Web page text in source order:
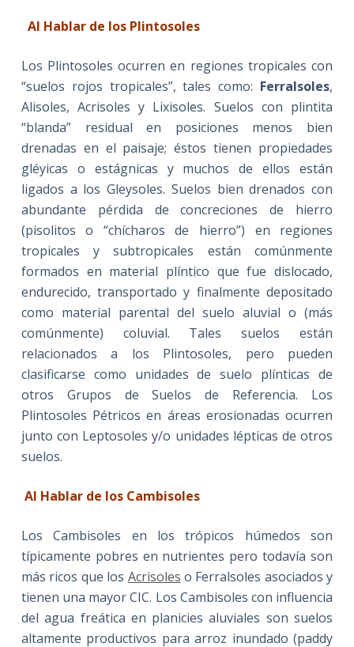
Al Hablar de los Plintosoles
Los Plintosoles ocurren en regiones tropicales con
“suelos rojos tropicales”, tales como: Ferralsoles,
Alisoles, Acrisoles y Lixisoles. Suelos con plintita
“blanda” residual en posiciones menos bien
drenadas en el paisaje; éstos tienen propiedades
gléyicas o estágnicas y muchos de ellos están
ligados a los Gleysoles. Suelos bien drenados con
abundante pérdida de concreciones de hierro
(pisolitos o “chícharos de hierro”) en regiones
tropicales y subtropicales están comúnmente
formados en material plíntico que fue dislocado,
endurecido, transportado y finalmente depositado
como material parental del suelo aluvial o (más
comúnmente) coluvial. Tales suelos están
relacionados a los Plintosoles, pero pueden
clasificarse como unidades de suelo plínticas de
otros Grupos de Suelos de Referencia. Los
Plintosoles Pétricos en áreas erosionadas ocurren
junto con Leptosoles y/o unidades lépticas de otros
suelos.
Al Hablar de los Cambisoles
Los Cambisoles en los trópicos húmedos son
típicamente pobres en nutrientes pero todavía son
más ricos que los Acrisoles o Ferralsoles asociados y
tienen una mayor CIC. Los Cambisoles con influencia
del agua freática en planicies aluviales son suelos
altamente productivos para arroz inundado (paddy